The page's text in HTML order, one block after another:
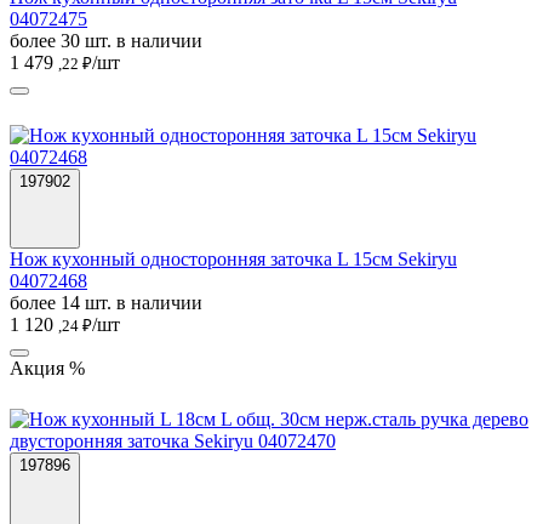
04072475
более 30 шт. в наличии
1 479 ,22 ₽/шт
197902
Нож кухонный односторонняя заточка L 15см Sekiryu
04072468
более 14 шт. в наличии
1 120 ,24 ₽/шт
Акция %
197896